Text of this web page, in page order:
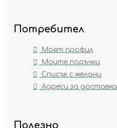
Потребител
Моят профил
Моите поръчки
Списък с желани
Адреси за доставка
Полезно